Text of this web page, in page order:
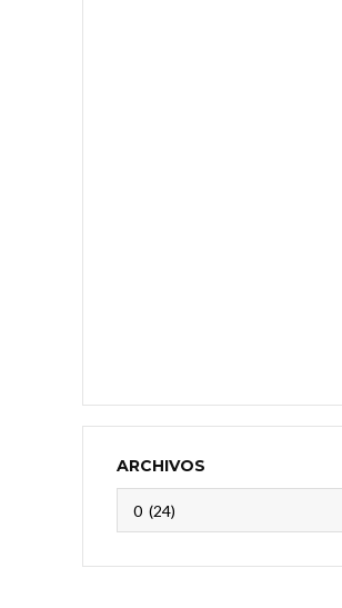
ARCHIVOS